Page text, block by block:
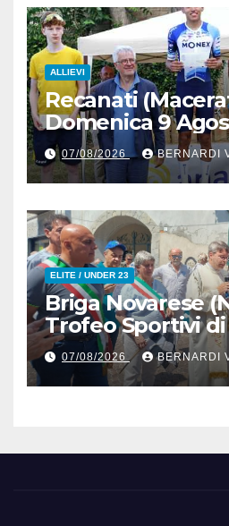
Boden per le
Allieve e Juniors
ALLIEVI
Recanati
Domenica 9
Mare e Monti”
grande Poeta
Giacomo
07/08/2026 BERNARDI
ELITE / UNDER 23
Briga Novarese
Trofeo Sportivi di
Nicolò Arrighetti
il Re del Muro di
Colombano
07/08/2026 BERNARDI